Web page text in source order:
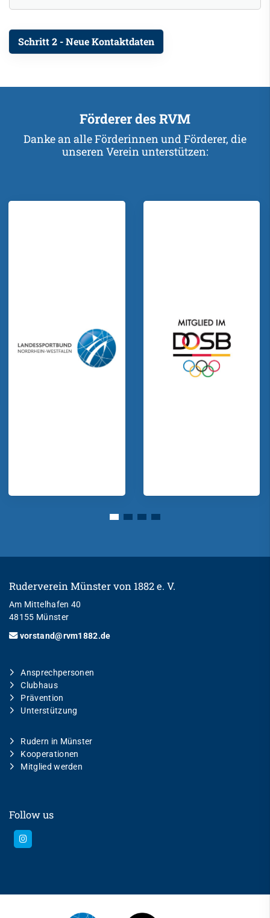
Förderer des RVM
Danke an alle Förderinnen und Förderer, die
unseren Verein unterstützen:
Ruderverein Münster von 1882 e. V.
Am Mittelhafen 40
48155 Münster
vorstand@rvm1882.de
Ansprechpersonen
Clubhaus
Prävention
Unterstützung
Rudern in Münster
Kooperationen
Mitglied werden
Follow us